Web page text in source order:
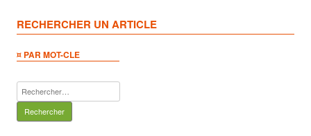
RECHERCHER UN ARTICLE
¤ PAR MOT-CLE
Rechercher :